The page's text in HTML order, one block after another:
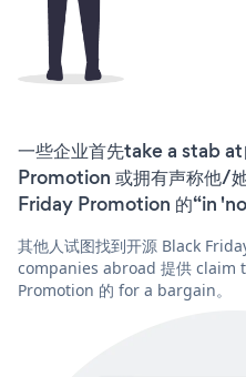
一些企业首先take a stab
Promotion 或拥有声称他/
Friday Promotion 的“in 'no
其他人试图找到开源 Black
companies abroad 提供 claim
Promotion 的 for a bargain。